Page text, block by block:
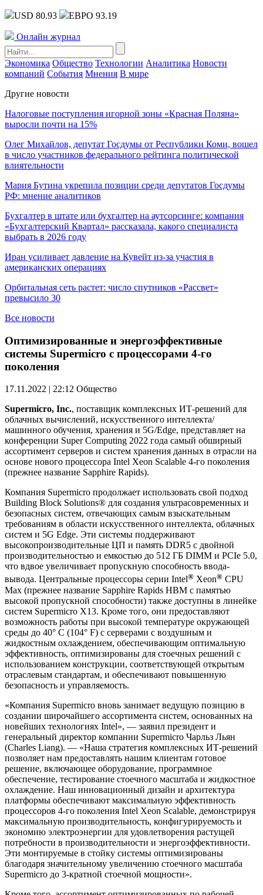
USD 80.93 ЕВРО 93.19
Онлайн журнал
Экономика Общество Технологии Аналитика Новости
компаний События Мнения В мире
Другие новости
Налоговые поступления игорной зоны «Красная Поляна»
выросли почти на 15%
Олег Михайлов, депутат Госдумы от Республики Коми, вошел
в число участников федерального рейтинга политической
влиятельности
Мария Бутина укрепила позиции среди депутатов Госдумы
РФ: мнение аналитиков
Бухгалтер в штате или бухгалтер на аутсорсинге: компания
«Бухгалтерский Квартал» рассказала, какого специалиста
выбрать в 2026 году
Иран усиливает давление на Кувейт из-за участия в
американских операциях
Орбитальная сеть растет: число спутников «Рассвет»
превысило 30
Все новости
Оптимизированные и энергоэффективные
системы Supermicro с процессорами 4-го
поколения
17.11.2022 | 22:12 Общество
Supermicro, Inc., поставщик комплексных ИТ-решений для
облачных вычислений, искусственного интеллекта/
машинного обучения, хранения и 5G/Edge, представляет на
конференции Super Computing 2022 года самый обширный
ассортимент серверов и систем хранения данных в отрасли на
основе нового процессора Intel Xeon Scalable 4-го поколения
(прежнее название Sapphire Rapids).
Компания Supermicro продолжает использовать свой подход
Building Block Solutions® для создания ультрасовременных и
безопасных систем, отвечающих самым взыскательным
требованиям в области искусственного интеллекта, облачных
систем и 5G Edge. Эти системы поддерживают
высокопроизводительные ЦП и память DDR5 с двойной
производительностью и емкостью до 512 ГБ DIMM и PCIe 5.0,
что вдвое увеличивает пропускную способность ввода-
вывода. Центральные процессоры серии Intel® Xeon® CPU
Max (прежнее название Sapphire Rapids HBM с памятью
высокой пропускной способности) также доступны в линейке
систем Supermicro X13. Кроме того, они предоставляют
возможность работы при высокой температуре окружающей
среды до 40° C (104° F) с серверами с воздушным и
жидкостным охлаждением, обеспечивающим оптимальную
эффективность, оптимизированы для стоечных решений с
использованием конструкции, соответствующей открытым
отраслевым стандартам, и обеспечивают повышенную
безопасность и управляемость.
«Компания Supermicro вновь занимает ведущую позицию в
создании широчайшего ассортимента систем, основанных на
новейших технологиях Intel», — заявил президент и
генеральный директор компании Supermicro Чарльз Льян
(Charles Liang). — «Наша стратегия комплексных ИТ-решений
позволяет нам предоставлять нашим клиентам готовое
решение, включающее оборудование, программное
обеспечение, тестирование стоечного масштаба и жидкостное
охлаждение. Наш инновационный дизайн и архитектура
платформы обеспечивают максимальную эффективность
процессоров 4-го поколения Intel Xeon Scalable, демонстрируя
максимальную производительность, конфигурируемость и
экономию электроэнергии для удовлетворения растущей
потребности в производительности и энергоэффективности.
Эти монтируемые в стойку системы оптимизированы
благодаря значительному увеличению стоечного масштаба
Supermicro до 3-кратной стоечной мощности».